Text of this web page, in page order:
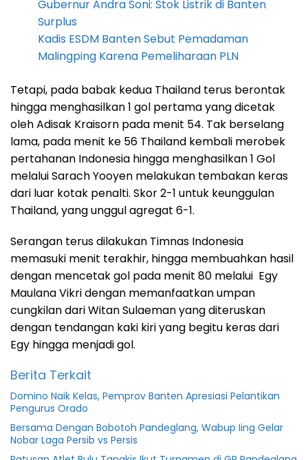
Gubernur Andra Soni: Stok Listrik di Banten
Surplus
Kadis ESDM Banten Sebut Pemadaman
Malingping Karena Pemeliharaan PLN
Tetapi, pada babak kedua Thailand terus berontak
hingga menghasilkan 1 gol pertama yang dicetak
oleh Adisak Kraisorn pada menit 54. Tak berselang
lama, pada menit ke 56 Thailand kembali merobek
pertahanan Indonesia hingga menghasilkan 1 Gol
melalui Sarach Yooyen melakukan tembakan keras
dari luar kotak penalti. Skor 2-1 untuk keunggulan
Thailand, yang unggul agregat 6-1.
Serangan terus dilakukan Timnas Indonesia
memasuki menit terakhir, hingga membuahkan hasil
dengan mencetak gol pada menit 80 melalui Egy
Maulana Vikri dengan memanfaatkan umpan
cungkilan dari Witan Sulaeman yang diteruskan
dengan tendangan kaki kiri yang begitu keras dari
Egy hingga menjadi gol.
Berita Terkait
Domino Naik Kelas, Pemprov Banten Apresiasi Pelantikan
Pengurus Orado
Bersama Dengan Bobotoh Pandeglang, Wabup Iing Gelar
Nobar Laga Persib vs Persis